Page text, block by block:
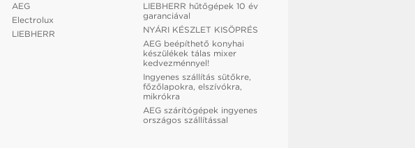
AEG
Electrolux
LIEBHERR
LIEBHERR hűtőgépek 10 év
garanciával
NYÁRI KÉSZLET KISÖPRÉS
AEG beépíthető konyhai
készülékek tálas mixer
kedvezménnyel!
Ingyenes szállítás sütőkre,
főzőlapokra, elszívókra,
mikrókra
AEG szárítógépek ingyenes
országos szállítással